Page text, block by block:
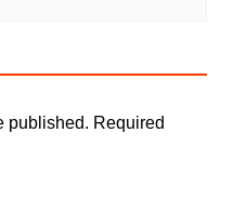
published. Required